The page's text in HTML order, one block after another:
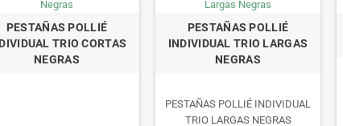
PESTAÑAS POLLIÉ
TRIO CORTAS
NEGRAS
PESTAÑAS POLLIÉ
INDIVIDUAL TRIO LARGAS
NEGRAS
PESTAÑAS POLLIÉ INDIVIDUAL
TRIO LARGAS NEGRAS